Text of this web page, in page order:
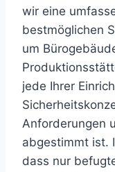
wir eine
bestmöglichen
um
jede Ihrer
Anforderungen
abgestimmt ist.
dass nur